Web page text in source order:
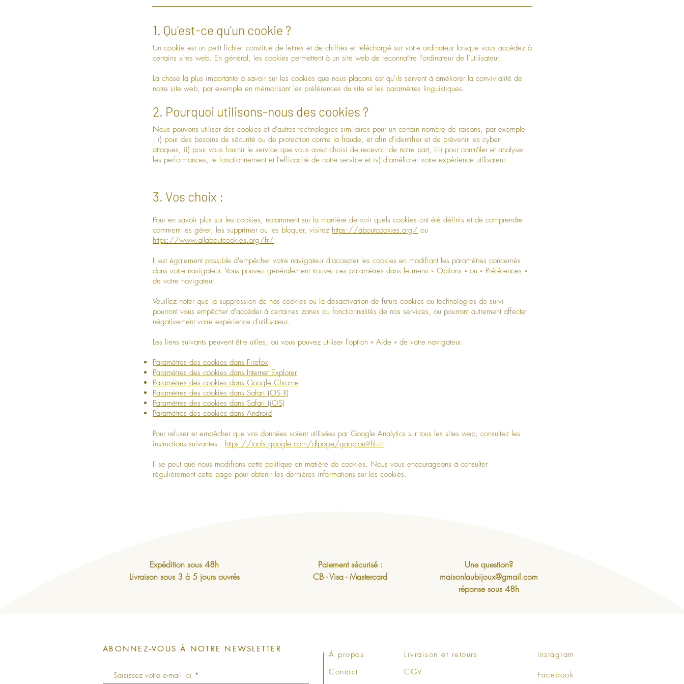
1. Qu'est-ce qu'un cookie ?
Un cookie est un petit fichier constitué de lettres et de chiffres et téléchargé sur votre ordinateur lorsque vous accédez à
certains sites web. En général, les cookies permettent à un site web de reconnaître l'ordinateur de l’utilisateur.
La chose la plus importante à savoir sur les cookies que nous plaçons est qu'ils servent à améliorer la convivialité de
notre site web, par exemple en mémorisant les préférences du site et les paramètres linguistiques.
2. Pourquoi utilisons-nous des cookies ?
Nous pouvons utiliser des cookies et d'autres technologies similaires pour un certain nombre de raisons, par exemple
: i) pour des besoins de sécurité ou de protection contre la fraude, et afin d'identifier et de prévenir les cyber-
attaques, ii) pour vous fournir le service que vous avez choisi de recevoir de notre part, iii) pour contrôler et analyser
les performances, le fonctionnement et l'efficacité de notre service et iv) d'améliorer votre expérience utilisateur.
3. Vos choix :
Pour en savoir plus sur les cookies, notamment sur la manière de voir quels cookies ont été définis et de comprendre
comment les gérer, les supprimer ou les bloquer, visitez https://aboutcookies.org/ ou
https://www.allaboutcookies.org/fr/.
Il est également possible d'empêcher votre navigateur d'accepter les cookies en modifiant les paramètres concernés
dans votre navigateur. Vous pouvez généralement trouver ces paramètres dans le menu « Options » ou « Préférences »
de votre navigateur.
Veuillez noter que la suppression de nos cookies ou la désactivation de futurs cookies ou technologies de suivi
pourront vous empêcher d'accéder à certaines zones ou fonctionnalités de nos services, ou pourront autrement affecter
négativement votre expérience d'utilisateur.
Les liens suivants peuvent être utiles, ou vous pouvez utiliser l'option « Aide » de votre navigateur.
Paramètres des cookies dans Firefox
Paramètres des cookies dans Internet Explorer
Paramètres des cookies dans Google Chrome
Paramètres des cookies dans Safari (OS X)
Paramètres des cookies dans Safari (iOS)
Paramètres des cookies dans Android
Pour refuser et empêcher que vos données soient utilisées par Google Analytics sur tous les sites web, consultez les
instructions suivantes : https://tools.google.com/dlpage/gaoptout?hl=fr.
Il se peut que nous modifions cette politique en matière de cookies. Nous vous encourageons à consulter
régulièrement cette page pour obtenir les dernières informations sur les cookies.
Expédition sous 48h
Livraison sous 3 à 5 jours ouvrés
Paiement sécurisé :
CB - Visa - Mastercard
Une question?
maisonlaubijoux@gmail.com
réponse sous 48h
ABONNEZ-VOUS À NOTRE NEWSLETTER
À propos
Contact
Livraison et retours
CGV
Instagram
Facebook